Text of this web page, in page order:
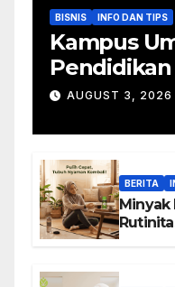
BISNIS INFO DAN TIPS
Kampus
AUGUST 3, 2026
BERITA
Minyak